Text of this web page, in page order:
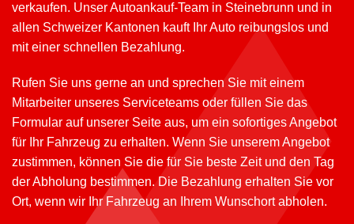
verkaufen. Unser Autoankauf-Team in Steinebrunn und in
allen Schweizer Kantonen kauft Ihr Auto reibungslos und
mit einer schnellen Bezahlung.
Rufen Sie uns gerne an und sprechen Sie mit einem
Mitarbeiter unseres Serviceteams oder füllen Sie das
Formular auf unserer Seite aus, um ein sofortiges Angebot
für Ihr Fahrzeug zu erhalten. Wenn Sie unserem Angebot
zustimmen, können Sie die für Sie beste Zeit und den Tag
der Abholung bestimmen. Die Bezahlung erhalten Sie vor
Ort, wenn wir Ihr Fahrzeug an Ihrem Wunschort abholen.